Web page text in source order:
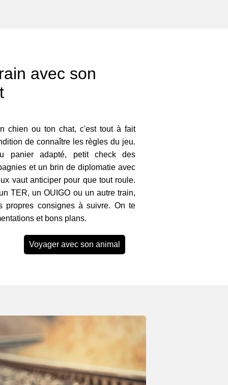
avec son
chien ou ton chat, c'est tout à fait
de connaître les règles du jeu.
panier adapté, petit check des
et un brin de diplomatie avec
vaut anticiper pour que tout roule.
TER, un OUIGO ou un autre train,
propres consignes à suivre. On te
et bons plans.
Voyager avec son animal